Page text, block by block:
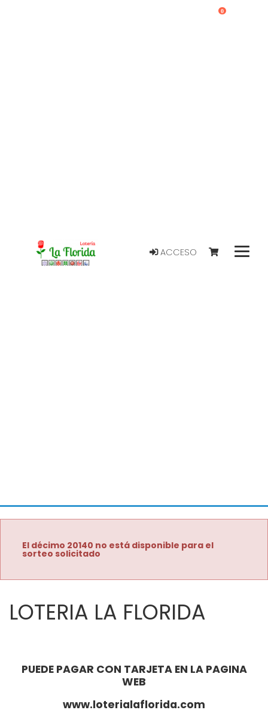
ACCESO
0
El décimo 20140 no está disponible para el
sorteo solicitado
LOTERIA LA FLORIDA
PUEDE PAGAR CON TARJETA EN LA PAGINA
WEB
www.loterialaflorida.com